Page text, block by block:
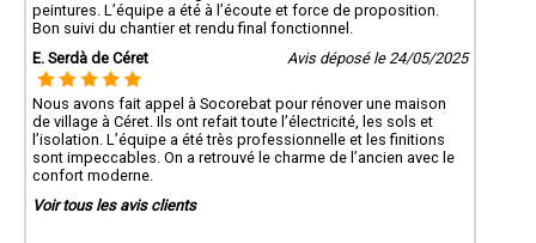
peintures. L’équipe a été à l’écoute et force de proposition.
Bon suivi du chantier et rendu final fonctionnel.
E. Serdà de Céret
Avis déposé le 24/05/2025
Nous avons fait appel à Socorebat pour rénover une maison
de village à Céret. Ils ont refait toute l’électricité, les sols et
l’isolation. L’équipe a été très professionnelle et les finitions
sont impeccables. On a retrouvé le charme de l’ancien avec le
confort moderne.
Voir tous les avis clients